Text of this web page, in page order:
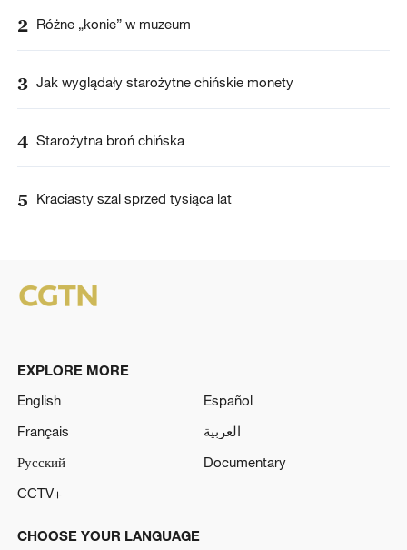
2 Różne „konie” w muzeum
3 Jak wyglądały starożytne chińskie monety
4 Starożytna broń chińska
5 Kraciasty szal sprzed tysiąca lat
EXPLORE MORE
English
Español
Français
العربية
Русский
Documentary
CCTV+
CHOOSE YOUR LANGUAGE